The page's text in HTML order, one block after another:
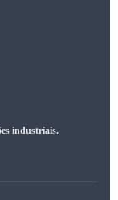
industriais.